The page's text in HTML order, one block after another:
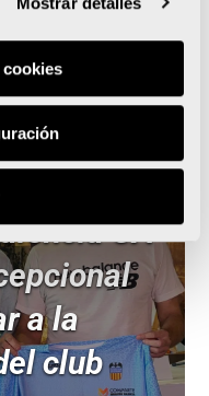
cookies
CA
a la
club